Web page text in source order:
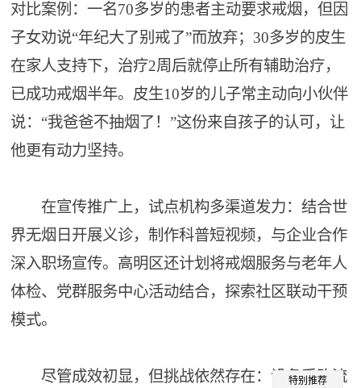
对比案例：一名70多岁的患者主动要求戒烟，但因
子女劝说“年纪大了别戒了”而放弃；30多岁的皮生
在家人支持下，治疗2周后就停止所有辅助治疗，
已成功戒烟半年。皮生10岁的儿子常主动向小伙伴
说：“我爸爸不抽烟了！”这份来自孩子的认可，让
他更有动力坚持。
在宣传推广上，试点机构多渠道发力：结合世
界无烟日开展义诊，制作科普短视频，与企业合作
深入职场宣传。高明区还计划将戒烟服务与老年人
体检、党群服务中心活动结合，探索社区联动干预
模式。
尽管成效初显，但挑战依然存在：设备采购流
特别推荐